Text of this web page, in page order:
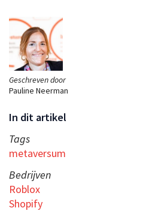
Geschreven door
Pauline Neerman
In dit artikel
Tags
metaversum
Bedrijven
Roblox
Shopify